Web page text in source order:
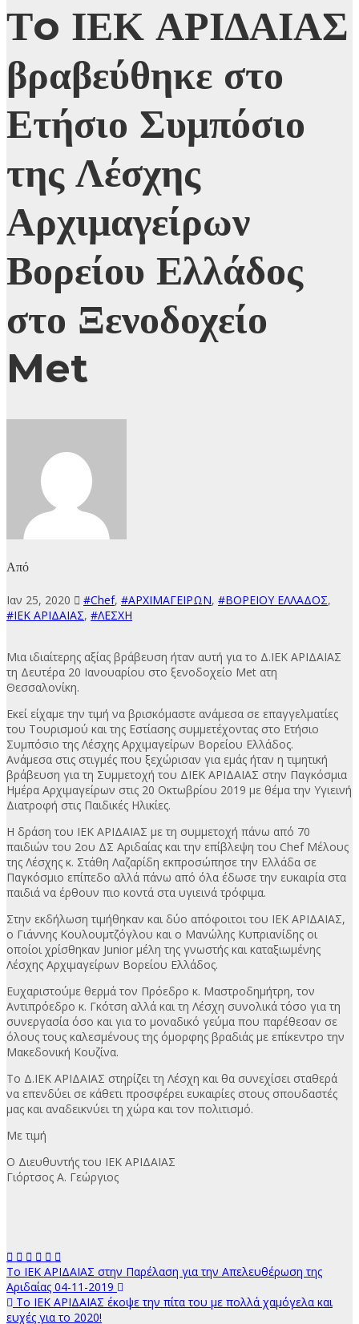
Τo ΙΕΚ ΑΡΙΔΑΙΑΣ
βραβεύθηκε στο
Ετήσιο Συμπόσιο
της Λέσχης
Αρχιμαγείρων
Βορείου Ελλάδος
στο Ξενοδοχείο
Met
Από
Ιαν 25, 2020 #Chef, #ΑΡΧΙΜΑΓΕΙΡΩΝ, #ΒΟΡΕΙΟΥ ΕΛΛΑΔΟΣ,
#ΙΕΚ ΑΡΙΔΑΙΑΣ, #ΛΕΣΧΗ
Μια ιδιαίτερης αξίας βράβευση ήταν αυτή για το Δ.ΙΕΚ ΑΡΙΔΑΙΑΣ
τη Δευτέρα 20 Ιανουαρίου στο ξενοδοχείο Met ατη
Θεσσαλονίκη.
Εκεί είχαμε την τιμή να βρισκόμαστε ανάμεσα σε επαγγελματίες
του Τουρισμού και της Εστίασης συμμετέχοντας στο Ετήσιο
Συμπόσιο της Λέσχης Αρχιμαγείρων Βορείου Ελλάδος.
Ανάμεσα στις στιγμές που ξεχώρισαν για εμάς ήταν η τιμητική
βράβευση για τη Συμμετοχή του ΔΙΕΚ ΑΡΙΔΑΙΑΣ στην Παγκόσμια
Ημέρα Αρχιμαγείρων στις 20 Οκτωβρίου 2019 με θέμα την Υγιεινή
Διατροφή στις Παιδικές Ηλικίες.
Η δράση του ΙΕΚ ΑΡΙΔΑΙΑΣ με τη συμμετοχή πάνω από 70
παιδιών του 2ου ΔΣ Αριδαίας και την επίβλεψη του Chef Μέλους
της Λέσχης κ. Στάθη Λαζαρίδη εκπροσώπησε την Ελλάδα σε
Παγκόσμιο επίπεδο αλλά πάνω από όλα έδωσε την ευκαιρία στα
παιδιά να έρθουν πιο κοντά στα υγιεινά τρόφιμα.
Στην εκδήλωση τιμήθηκαν και δύο απόφοιτοι του ΙΕΚ ΑΡΙΔΑΙΑΣ,
ο Γιάννης Κουλουμτζόγλου και ο Μανώλης Κυπριανίδης οι
οποίοι χρίσθηκαν Junior μέλη της γνωστής και καταξιωμένης
Λέσχης Αρχιμαγείρων Βορείου Ελλάδος.
Ευχαριστούμε θερμά τον Πρόεδρο κ. Μαστροδημήτρη, τον
Αντιπρόεδρο κ. Γκότση αλλά και τη Λέσχη συνολικά τόσο για τη
συνεργασία όσο και για το μοναδικό γεύμα που παρέθεσαν σε
όλους τους καλεσμένους της όμορφης βραδιάς με επίκεντρο την
Μακεδονική Κουζίνα.
Το Δ.ΙΕΚ ΑΡΙΔΑΙΑΣ στηρίζει τη Λέσχη και θα συνεχίσει σταθερά
να επενδύει σε κάθετι προσφέρει ευκαιρίες στους σπουδαστές
μας και αναδεικνύει τη χώρα και τον πολιτισμό.
Με τιμή
Ο Διευθυντής του ΙΕΚ ΑΡΙΔΑΙΑΣ
Γιόρτσος Α. Γεώργιος
Πλοήγηση
άρθρων
Το ΙΕΚ ΑΡΙΔΑΙΑΣ στην Παρέλαση για την Απελευθέρωση της
Αριδαίας 04-11-2019
Το ΙΕΚ ΑΡΙΔΑΙΑΣ έκοψε την πίτα του με πολλά χαμόγελα και
ευχές για το 2020!